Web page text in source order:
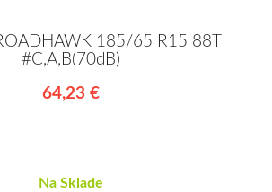
185/65 R15 88T
#C,A,B(70dB)
64,23 €
Na Sklade